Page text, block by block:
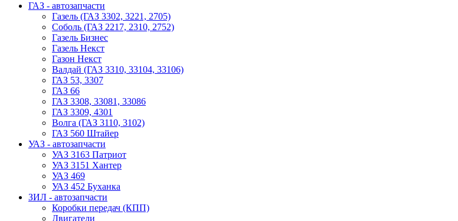
ГАЗ - автозапчасти
Газель (ГАЗ 3302, 3221, 2705)
Соболь (ГАЗ 2217, 2310, 2752)
Газель Бизнес
Газель Некст
Газон Некст
Валдай (ГАЗ 3310, 33104, 33106)
ГАЗ 53, 3307
ГАЗ 66
ГАЗ 3308, 33081, 33086
ГАЗ 3309, 4301
Волга (ГАЗ 3110, 3102)
ГАЗ 560 Штайер
УАЗ - автозапчасти
УАЗ 3163 Патриот
УАЗ 3151 Хантер
УАЗ 469
УАЗ 452 Буханка
ЗИЛ - автозапчасти
Коробки передач (КПП)
Двигатели